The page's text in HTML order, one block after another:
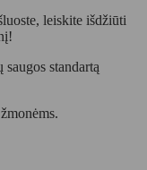
leiskite išdžiūti
standartą